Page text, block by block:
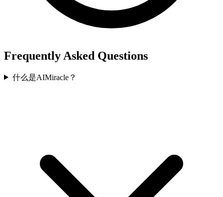
Frequently Asked Questions
什么是AIMiracle？